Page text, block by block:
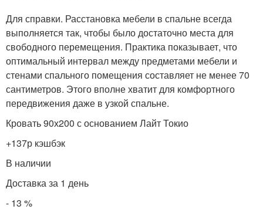
Для справки. Расстановка мебели в спальне всегда
выполняется так, чтобы было достаточно места для
свободного перемещения. Практика показывает, что
оптимальный интервал между предметами мебели и
стенами спального помещения составляет не менее 70
сантиметров. Этого вполне хватит для комфортного
передвижения даже в узкой спальне.
Кровать 90х200 с основанием Лайт Токио
+137р кэшбэк
В наличии
Доставка за 1 день
- 13 %